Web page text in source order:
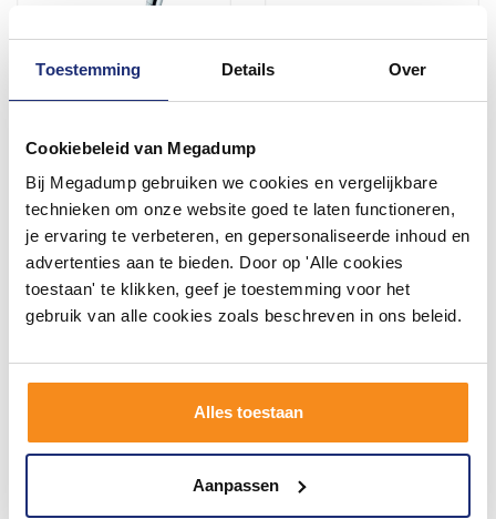
Toestemming Details Over
Cookiebeleid van Megadump
Bij Megadump gebruiken we cookies en vergelijkbare
technieken om onze website goed te laten functioneren,
je ervaring te verbeteren, en gepersonaliseerde inhoud en
advertenties aan te bieden. Door op 'Alle cookies
toestaan' te klikken, geef je toestemming voor het
gebruik van alle cookies zoals beschreven in ons beleid.
Alles toestaan
Aanpassen
Mate Handdouche Set Met
Doucheslang Hds3 Chroom
Binnen 5 (werk)dagen
geleverd
152,00
125,00
Meer info
Knijp Handdouche 1/2"
Mess.Verchroomd
Vóór 14:00 besteld,
volgende werkdag in huis
24,95
Meer info